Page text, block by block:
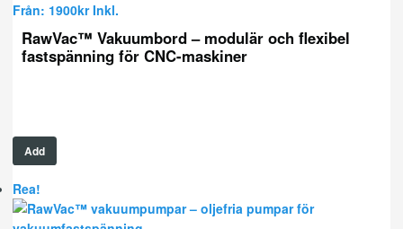
Från: 1900krInkl.
RawVac™ Vakuumbord – modulär och flexibel
fastspänning för CNC-maskiner
Add
Rea!